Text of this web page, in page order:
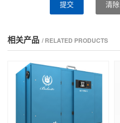
提交 清除
相关产品 / RELATED PRODUCTS